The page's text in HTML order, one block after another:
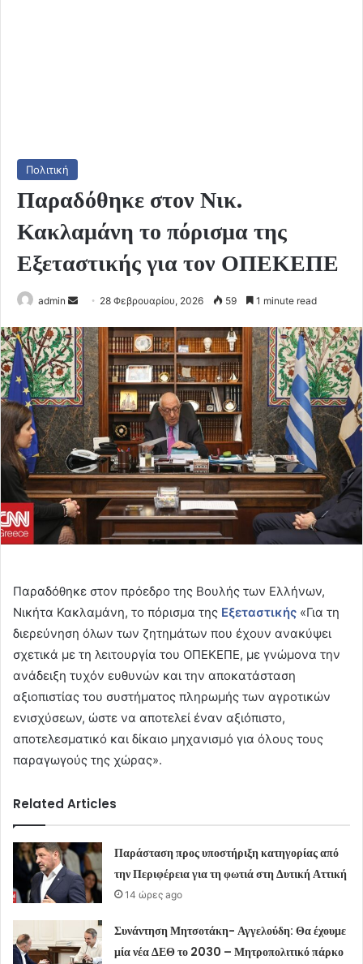
Πολιτική
Παραδόθηκε στον Νικ.
Κακλαμάνη το πόρισμα της
Εξεταστικής για τον ΟΠΕΚΕΠΕ
admin
Send
email
28 Φεβρουαρίου, 2026 59 1 minute read
Παραδόθηκε στον πρόεδρο της Βουλής των Ελλήνων,
Νικήτα Κακλαμάνη, το πόρισμα της Εξεταστικής «Για τη
διερεύνηση όλων των ζητημάτων που έχουν ανακύψει
σχετικά με τη λειτουργία του ΟΠΕΚΕΠΕ, με γνώμονα την
ανάδειξη τυχόν ευθυνών και την αποκατάσταση
αξιοπιστίας του συστήματος πληρωμής των αγροτικών
ενισχύσεων, ώστε να αποτελεί έναν αξιόπιστο,
αποτελεσματικό και δίκαιο μηχανισμό για όλους τους
παραγωγούς της χώρας».
Related Articles
Παράσταση προς υποστήριξη κατηγορίας από
την Περιφέρεια για τη φωτιά στη Δυτική Αττική
14 ώρες ago
Συνάντηση Μητσοτάκη- Αγγελούδη: Θα έχουμε
μία νέα ΔΕΘ το 2030 – Μητροπολιτικό πάρκο